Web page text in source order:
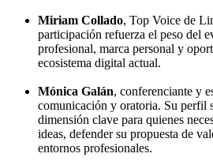
Miriam Collado, Top Voice de
participación refuerza el peso del
profesional, marca personal y
ecosistema digital actual.
Mónica Galán, conferenciante y
comunicación y oratoria. Su perfil
dimensión clave para quienes
ideas, defender su propuesta de
entornos profesionales.